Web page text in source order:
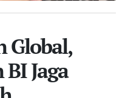
Global,
Jaga